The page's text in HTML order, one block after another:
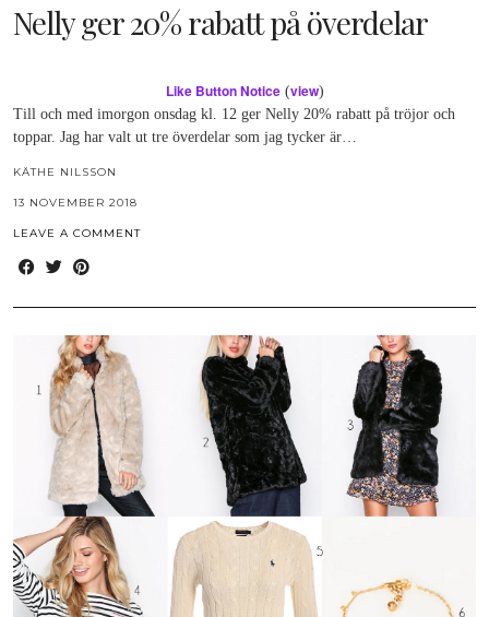
Nelly ger 20% rabatt på överdelar
Like Button Notice(view)
Till och med imorgon onsdag kl. 12 ger Nelly 20% rabatt på tröjor och
toppar. Jag har valt ut tre överdelar som jag tycker är…
KÄTHE NILSSON
13 NOVEMBER 2018
LEAVE A COMMENT